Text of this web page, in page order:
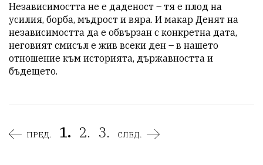
Независимостта не е даденост – тя е плод на
усилия, борба, мъдрост и вяра. И макар Денят на
независимостта да е обвързан с конкретна дата,
неговият смисъл е жив всеки ден – в нашето
отношение към историята, държавността и
бъдещето.
ПРЕД. 1. 2. 3. СЛЕД.